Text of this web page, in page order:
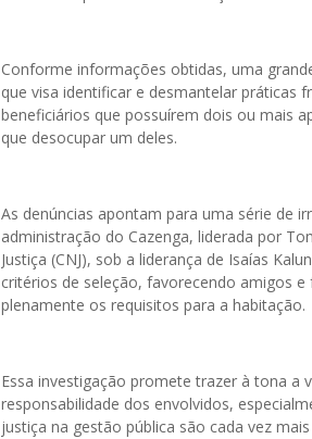
Conforme informações obtidas, uma
que visa identificar e desmantelar práticas
beneficiários que possuírem dois ou mais
que desocupar um deles.
As denúncias apontam para uma série de
administração do Cazenga, liderada por
Justiça (CNJ), sob a liderança de Isaías
critérios de seleção, favorecendo amigos
plenamente os requisitos para a habitação.
Essa investigação promete trazer à tona a
responsabilidade dos envolvidos,
justiça na gestão pública são cada vez